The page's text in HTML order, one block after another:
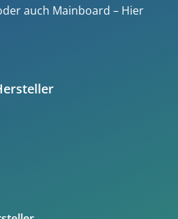
auch Mainboard – Hier